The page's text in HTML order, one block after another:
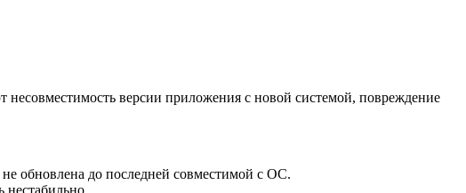
версии приложения с новой системой, повреждение
обновлена до последней совместимой с ОС.
нестабильно.